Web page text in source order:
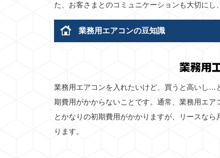
た、お客さまとのコミュニケーションも大切に
業務用エアコンの豆知識
業務用
業務用エアコンを入れたいけど、買うと高いし…
期費用がかからないことです。通常、業務用エ
とかなりの初期費用がかかりますが、リースな
ります。